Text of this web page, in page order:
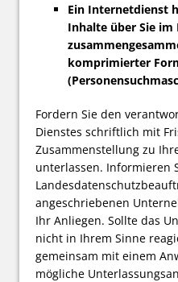
Ein Internetdienst
Inhalte über Sie
komprimierter
Fordern Sie den
Dienstes schriftlich mit
Zusammenstellung zu
unterlassen. Informieren
angeschriebenen
Ihr Anliegen. Sollte das
nicht in Ihrem Sinne
gemeinsam mit einem
mögliche